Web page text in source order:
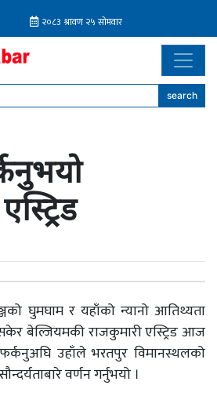
search
घुमघाम र यहाँको न्यानो आतिथ्यता
बेल्जियमकी राजकुमारी एस्ट्रिड आज
उहाँले भरतपुर विमानस्थलको
वर्णन गर्नुभयो ।